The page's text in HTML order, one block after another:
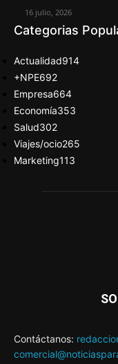
16 julio, 2026
Categorias
Actualidad914
+NPE692
Empresa664
Economía353
Salud302
Viajes/ocio265
Marketing113
Contáctanos: